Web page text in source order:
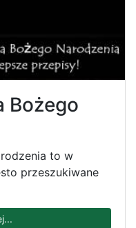
Bożego
to w
przeszukiwane